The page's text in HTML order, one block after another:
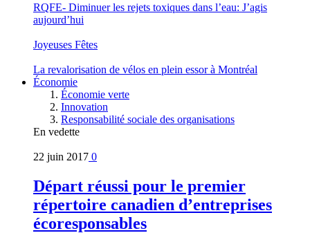
RQFE- Diminuer les rejets toxiques dans l’eau: J’agis
aujourd’hui
Joyeuses Fêtes
La revalorisation de vélos en plein essor à Montréal
Économie
Économie verte
Innovation
Responsabilité sociale des organisations
En vedette
22 juin 2017 0
Départ réussi pour le premier
répertoire canadien d’entreprises
écoresponsables